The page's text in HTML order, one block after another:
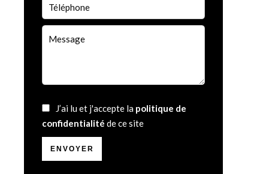
J’ai lu et j'accepte la politique de
confidentialité de ce site
ENVOYER